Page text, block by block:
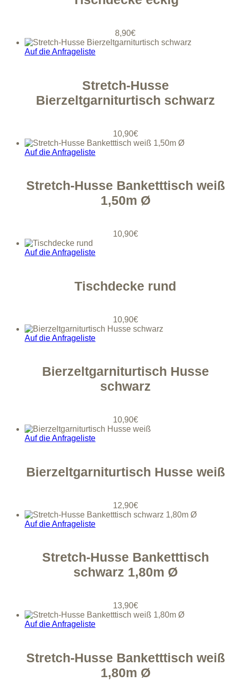
8,90€
Auf die Anfrageliste
Stretch-Husse
Bierzeltgarniturtisch schwarz
10,90€
Auf die Anfrageliste
Stretch-Husse Banketttisch weiß
1,50m Ø
10,90€
Auf die Anfrageliste
Tischdecke rund
10,90€
Auf die Anfrageliste
Bierzeltgarniturtisch Husse
schwarz
10,90€
Auf die Anfrageliste
Bierzeltgarniturtisch Husse weiß
12,90€
Auf die Anfrageliste
Stretch-Husse Banketttisch
schwarz 1,80m Ø
13,90€
Auf die Anfrageliste
Stretch-Husse Banketttisch weiß
1,80m Ø